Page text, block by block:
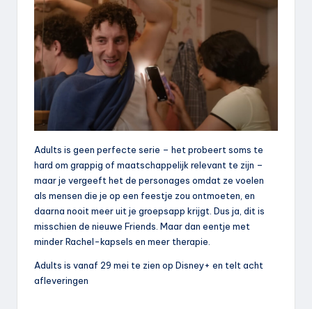
Adults is geen perfecte serie – het probeert soms te
hard om grappig of maatschappelijk relevant te zijn –
maar je vergeeft het de personages omdat ze voelen
als mensen die je op een feestje zou ontmoeten, en
daarna nooit meer uit je groepsapp krijgt. Dus ja, dit is
misschien de nieuwe Friends. Maar dan eentje met
minder Rachel-kapsels en meer therapie.
Adults is vanaf 29 mei te zien op Disney+ en telt acht
afleveringen